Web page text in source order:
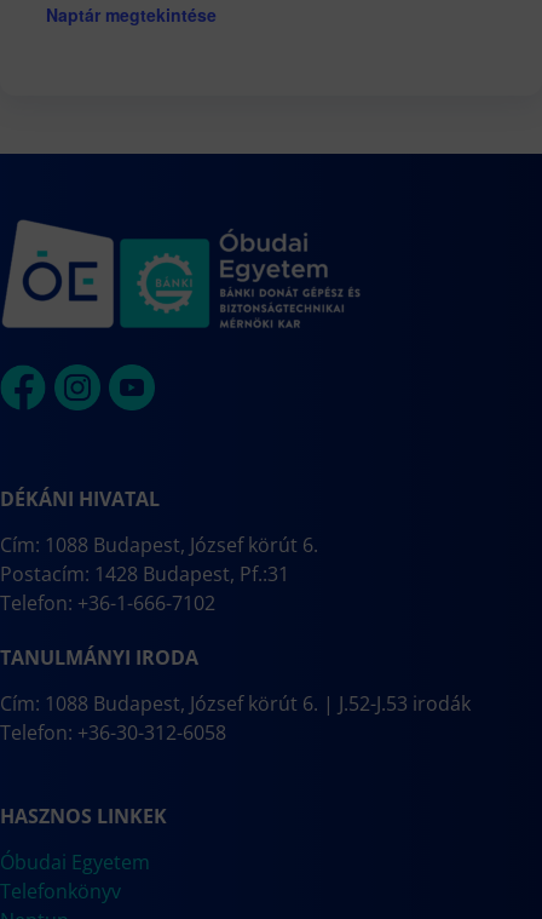
Naptár megtekintése
DÉKÁNI HIVATAL
Cím: 1088 Budapest, József körút 6.
Postacím: 1428 Budapest, Pf.:31
Telefon: +36-1-666-7102
TANULMÁNYI IRODA
Cím: 1088 Budapest, József körút 6. | J.52-J.53 irodák
Telefon: +36-30-312-6058
HASZNOS LINKEK
Óbudai Egyetem
Telefonkönyv